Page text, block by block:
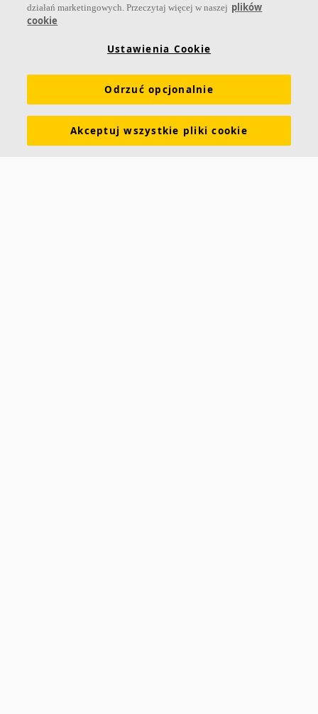
działań marketingowych. Przeczytaj więcej w naszej plików
cookie
Ustawienia Cookie
Odrzuć opcjonalnie
Akceptuj wszystkie pliki cookie